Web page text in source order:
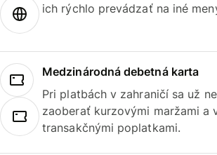
ich rýchlo prevádzať na iné
Medzinárodná debetná karta
Pri platbách v zahraničí sa už
zaoberať kurzovými maržami a
transakčnými poplatkami.